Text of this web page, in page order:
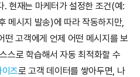
. 현재는 마케터가 설정한 조건(예:
메시지 발송)에 따라 작동하지만,
떤 고객에게 언제 어떤 메시지를 보
스로 학습해서 자동 최적화할 수
즈로 고객 데이터를 쌓아두면, 나